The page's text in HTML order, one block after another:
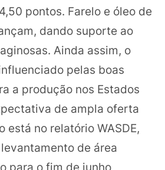
pontos. Farelo e óleo de
dando suporte ao
Ainda assim, o
pelas boas
a produção nos Estados
de ampla oferta
está no relatório WASDE,
de área
para o fim de junho,